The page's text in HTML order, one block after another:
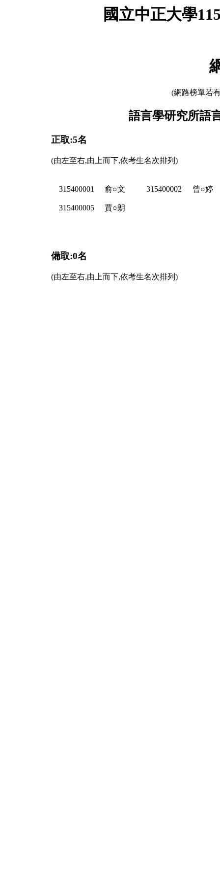
國立中正大學
(網路榜單若
語言學研究所語
正取:5名
(由左至右,由上而下,依考生名次排列)
315400001 俞○文 315400002 曾○婷
315400005 賈○朗
備取:0名
(由左至右,由上而下,依考生名次排列)